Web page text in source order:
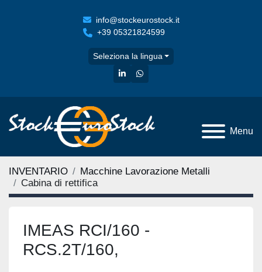
info@stockeurostock.it
+39 05321824599
Seleziona la lingua
linkedinwhatsapp
Menu
INVENTARIO
Macchine Lavorazione Metalli
Cabina di rettifica
IMEAS RCI/160 -
RCS.2T/160,